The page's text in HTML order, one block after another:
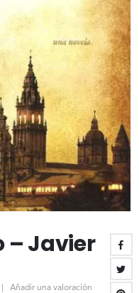
– Javier
Añadir una valoración